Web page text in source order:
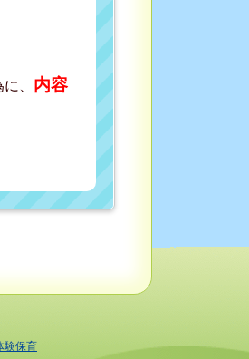
、 内容
験保育